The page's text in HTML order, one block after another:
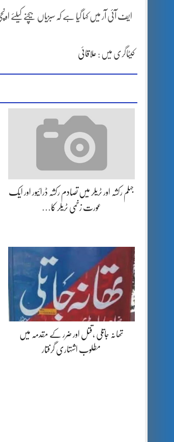
ایف آئی آر میں کہا گیا ہے کہ سبزیاں بیچنے کیلئے
کیٹاگری میں : علاقائی
جہلم رکشہ اور ٹریلر میں تصادم رکشہ ڈرائیور اور ایک
عورت زخمی ٹریلر کا…
تھانہ جاتلی ،قتل اور ضرر کے مقدمہ میں
مطلوب اشتہاری گرفتار